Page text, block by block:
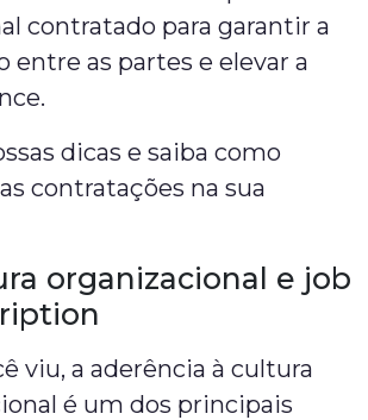
contratado para garantir a
entre as partes e elevar a
dicas e saiba como
contratações na sua
organizacional e job
viu, a aderência à cultura
é um dos principais